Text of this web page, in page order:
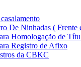
De Ninhadas ( Frente
Homologação de
Registro de Afixo
da CBKC